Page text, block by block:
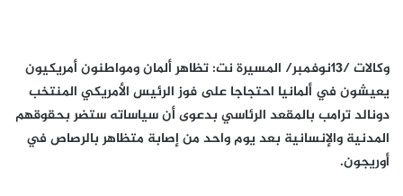
وكالات /13نوفمبر/ المسيرة نت: تظاهر ألمان ومواطنون أمريكيون
يعيشون في ألمانيا احتجاجا على فوز الرئيس الأمريكي المنتخب
دونالد ترامب بالمقعد الرئاسي بدعوى أن سياساته ستضر بحقوقهم
المدنية والإنسانية بعد يوم واحد من إصابة متظاهر بالرصاص في
أوريجون.